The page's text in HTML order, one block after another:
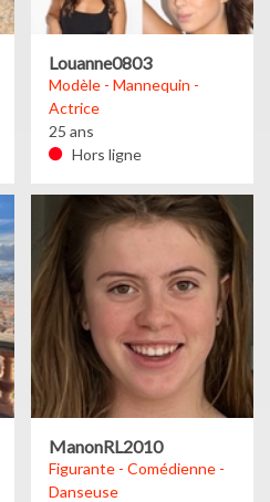
Louanne0803
Modèle - Mannequin -
Actrice
25 ans
Hors ligne
ManonRL2010
Figurante - Comédienne -
Danseuse